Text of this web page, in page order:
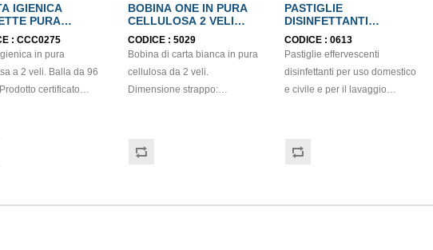
IGIENICA
PURA
2 VELI
: CCC0275
in pura
a 2 veli. Balla da 96
certificato
BOBINA ONE IN PURA
CELLULOSA 2 VELI
ECOLABEL
CODICE : 5029
Bobina di carta bianca in pura
cellulosa da 2 veli.
Dimensione strappo:
PASTIGLIE
DISINFETTANTI
BIOCLOR PMC kg.1
CODICE : 0613
Pastiglie effervescenti
disinfettanti per uso domestico
e civile e per il lavaggio
ambienti, pavimenti,